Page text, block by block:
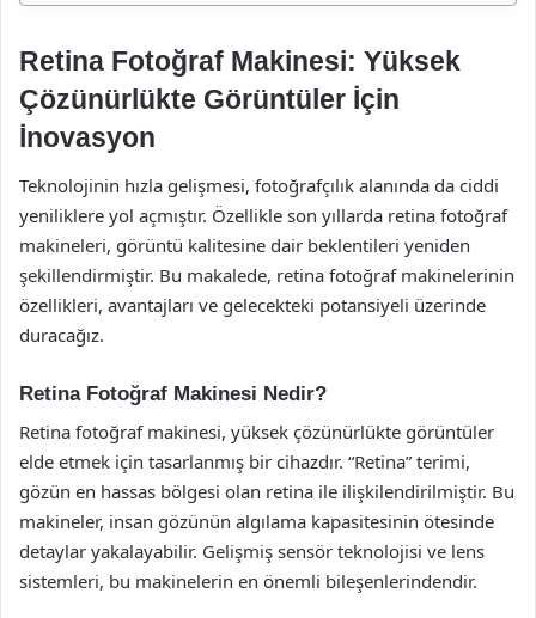
Retina Fotoğraf Makinesi: Yüksek
Çözünürlükte Görüntüler İçin
İnovasyon
Teknolojinin hızla gelişmesi, fotoğrafçılık alanında da ciddi
yeniliklere yol açmıştır. Özellikle son yıllarda retina fotoğraf
makineleri, görüntü kalitesine dair beklentileri yeniden
şekillendirmiştir. Bu makalede, retina fotoğraf makinelerinin
özellikleri, avantajları ve gelecekteki potansiyeli üzerinde
duracağız.
Retina Fotoğraf Makinesi Nedir?
Retina fotoğraf makinesi, yüksek çözünürlükte görüntüler
elde etmek için tasarlanmış bir cihazdır. “Retina” terimi,
gözün en hassas bölgesi olan retina ile ilişkilendirilmiştir. Bu
makineler, insan gözünün algılama kapasitesinin ötesinde
detaylar yakalayabilir. Gelişmiş sensör teknolojisi ve lens
sistemleri, bu makinelerin en önemli bileşenlerindendir.